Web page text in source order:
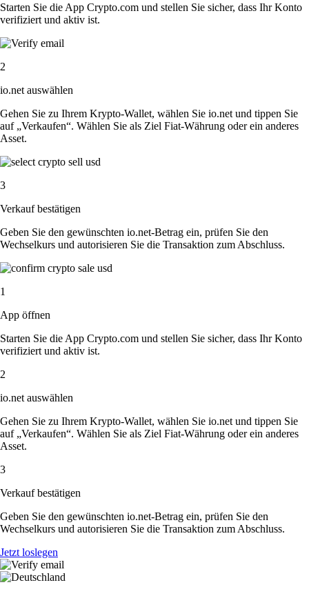
Starten Sie die App Crypto.com und stellen Sie sicher, dass Ihr Konto
verifiziert und aktiv ist.
2
io.net auswählen
Gehen Sie zu Ihrem Krypto-Wallet, wählen Sie io.net und tippen Sie
auf „Verkaufen“. Wählen Sie als Ziel Fiat-Währung oder ein anderes
Asset.
3
Verkauf bestätigen
Geben Sie den gewünschten io.net-Betrag ein, prüfen Sie den
Wechselkurs und autorisieren Sie die Transaktion zum Abschluss.
1
App öffnen
Starten Sie die App Crypto.com und stellen Sie sicher, dass Ihr Konto
verifiziert und aktiv ist.
2
io.net auswählen
Gehen Sie zu Ihrem Krypto-Wallet, wählen Sie io.net und tippen Sie
auf „Verkaufen“. Wählen Sie als Ziel Fiat-Währung oder ein anderes
Asset.
3
Verkauf bestätigen
Geben Sie den gewünschten io.net-Betrag ein, prüfen Sie den
Wechselkurs und autorisieren Sie die Transaktion zum Abschluss.
Jetzt loslegen